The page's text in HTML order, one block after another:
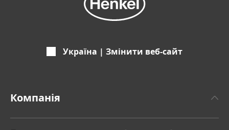
Україна | Змінити веб-сайт
Компанія